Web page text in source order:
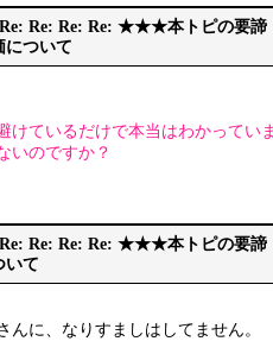
Re: Re: Re: ★★★本トピの要諦
について
けているだけで本当はわかってい
いのですか？
Re: Re: Re: ★★★本トピの要諦
いて
んに、なりすましはしてません。